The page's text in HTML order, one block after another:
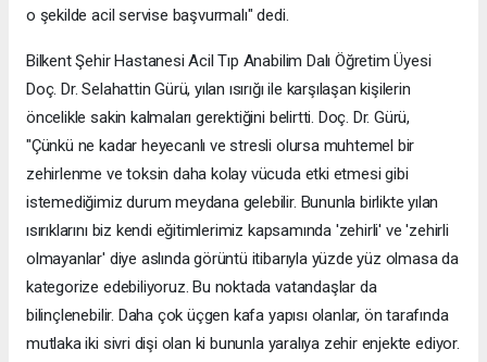
o şekilde acil servise başvurmalı" dedi.
Bilkent Şehir Hastanesi Acil Tıp Anabilim Dalı Öğretim Üyesi
Doç. Dr. Selahattin Gürü, yılan ısırığı ile karşılaşan kişilerin
öncelikle sakin kalmaları gerektiğini belirtti. Doç. Dr. Gürü,
"Çünkü ne kadar heyecanlı ve stresli olursa muhtemel bir
zehirlenme ve toksin daha kolay vücuda etki etmesi gibi
istemediğimiz durum meydana gelebilir. Bununla birlikte yılan
ısırıklarını biz kendi eğitimlerimiz kapsamında 'zehirli' ve 'zehirli
olmayanlar' diye aslında görüntü itibarıyla yüzde yüz olmasa da
kategorize edebiliyoruz. Bu noktada vatandaşlar da
bilinçlenebilir. Daha çok üçgen kafa yapısı olanlar, ön tarafında
mutlaka iki sivri dişi olan ki bununla yaralıya zehir enjekte ediyor.